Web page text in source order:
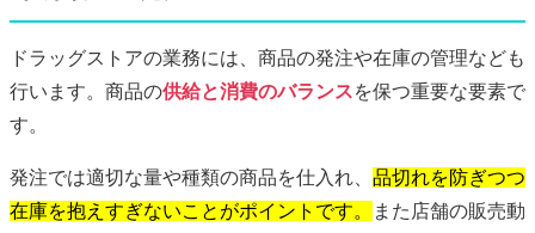
ドラッグストアの業務には、商品の発注や在庫の管理なども
行います。商品の供給と消費のバランスを保つ重要な要素で
す。
発注では適切な量や種類の商品を仕入れ、 品切れを防ぎつつ
在庫を抱えすぎないことがポイントです。
また店舗の販売動